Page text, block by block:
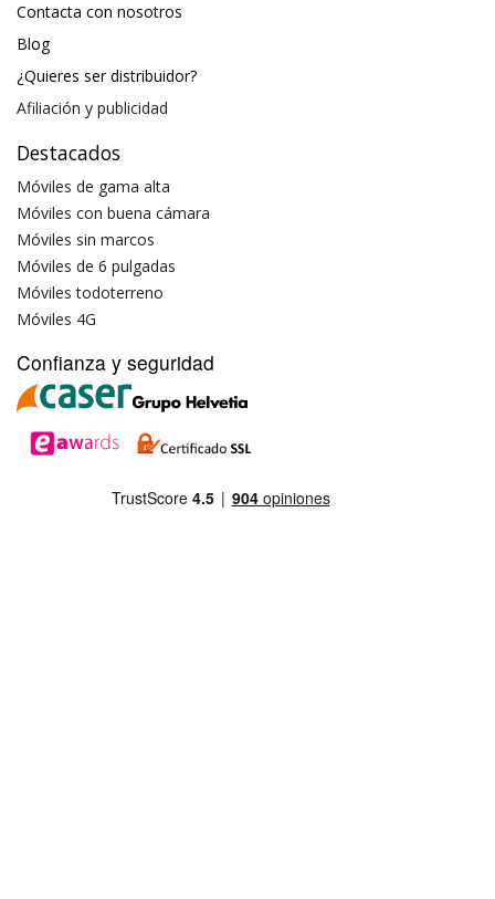
Contacta con nosotros
Blog
¿Quieres ser distribuidor?
Afiliación y publicidad
Destacados
Móviles de gama alta
Móviles con buena cámara
Móviles sin marcos
Móviles de 6 pulgadas
Móviles todoterreno
Móviles 4G
Confianza y seguridad